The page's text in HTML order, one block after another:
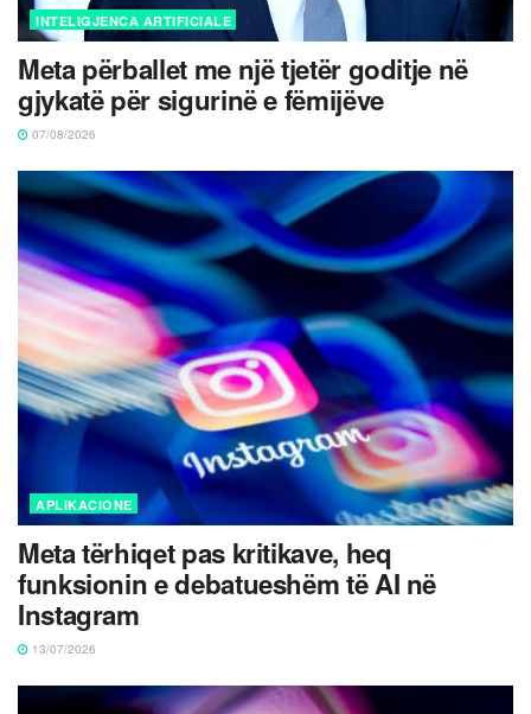
INTELIGJENCA ARTIFICIALE
Meta përballet me një tjetër goditje në
gjykatë për sigurinë e fëmijëve
07/08/2026
APLIKACIONE
Meta tërhiqet pas kritikave, heq
funksionin e debatueshëm të AI në
Instagram
13/07/2026